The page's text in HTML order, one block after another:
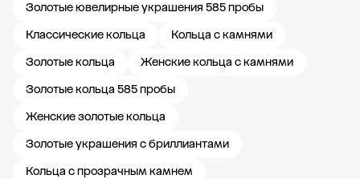
Золотые ювелирные украшения 585 пробы
Классические кольца
Кольца с камнями
Золотые кольца
Женские кольца с камнями
Золотые кольца 585 пробы
Женские золотые кольца
Золотые украшения с бриллиантами
Кольца с прозрачным камнем